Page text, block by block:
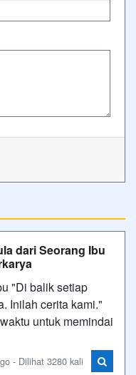
dari Seorang Ibu
"Di balik setiap
Inilah cerita kami."
untuk memindai
- Dilihat 3280 kali